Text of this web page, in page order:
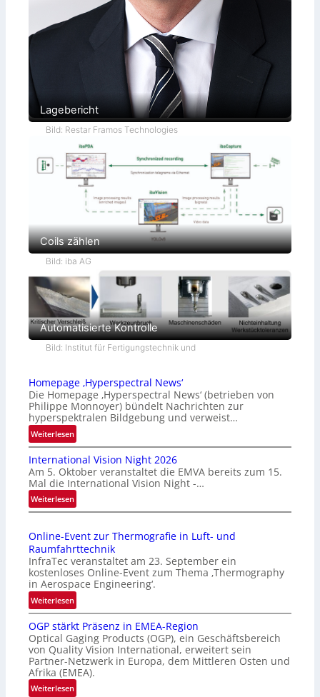
Lagebericht
Bild: Restar Framos Technologies
Coils zählen
Bild: iba AG
Automatisierte Kontrolle
Bild: Institut für Fertigungstechnik und
Homepage ‚Hyperspectral News‘
Die Homepage ‚Hyperspectral News‘ (betrieben von
Philippe Monnoyer) bündelt Nachrichten zur
hyperspektralen Bildgebung und verweist…
Weiterlesen:
H
o
m
e
p
a
e
‚
H
y
p
e
r
s
p
e
c
t
International Vision Night 2026
Am 5. Oktober veranstaltet die EMVA bereits zum 15.
Mal die International Vision Night -…
Weiterlesen:
I
t
e
r
n
a
t
o
n
a
l
V
Online-Event zur Thermografie in Luft- und
Raumfahrttechnik
InfraTec veranstaltet am 23. September ein
kostenloses Online-Event zum Thema ‚Thermography
in Aerospace Engineering‘.
Weiterlesen:
O
n
l
i
n
e
-
OGP stärkt Präsenz in EMEA-Region
Optical Gaging Products (OGP), ein Geschäftsbereich
von Quality Vision International, erweitert sein
Partner-Netzwerk in Europa, dem Mittleren Osten und
Afrika (EMEA).
Weiterlesen: